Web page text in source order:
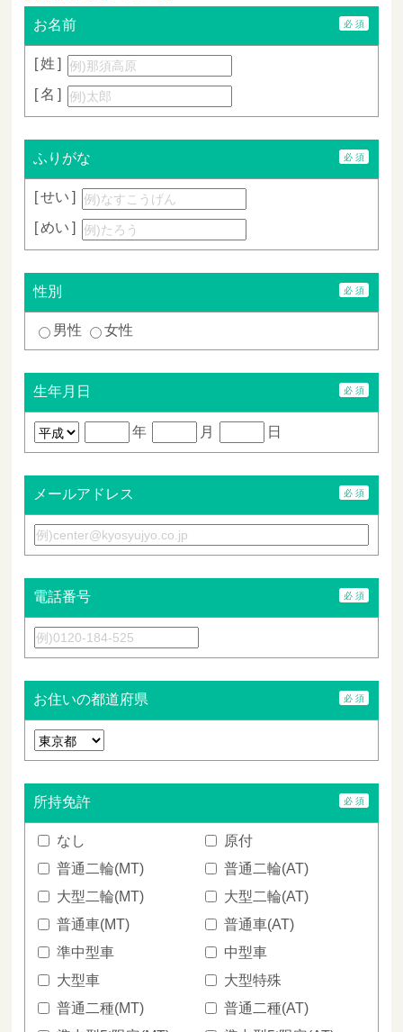
お名前
姓
名
ふりがな
せい
めい
性別
男性 女性
生年月日
年 月 日
メールアドレス
電話番号
お住いの都道府県
所持免許
なし
原付
普通二輪(MT)
普通二輪(AT)
大型二輪(MT)
大型二輪(AT)
普通車(MT)
普通車(AT)
準中型車
中型車
大型車
大型特殊
普通二種(MT)
普通二種(AT)